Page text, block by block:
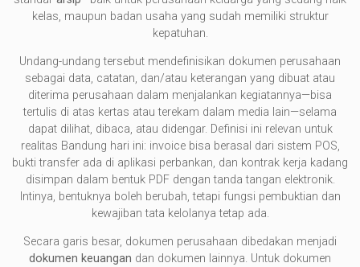
kelas, maupun badan usaha yang sudah memiliki struktur
kepatuhan.
Undang-undang tersebut mendefinisikan dokumen perusahaan
sebagai data, catatan, dan/atau keterangan yang dibuat atau
diterima perusahaan dalam menjalankan kegiatannya—bisa
tertulis di atas kertas atau terekam dalam media lain—selama
dapat dilihat, dibaca, atau didengar. Definisi ini relevan untuk
realitas Bandung hari ini: invoice bisa berasal dari sistem POS,
bukti transfer ada di aplikasi perbankan, dan kontrak kerja kadang
disimpan dalam bentuk PDF dengan tanda tangan elektronik.
Intinya, bentuknya boleh berubah, tetapi fungsi pembuktian dan
kewajiban tata kelolanya tetap ada.
Secara garis besar, dokumen perusahaan dibedakan menjadi
dokumen keuangan dan dokumen lainnya. Untuk dokumen